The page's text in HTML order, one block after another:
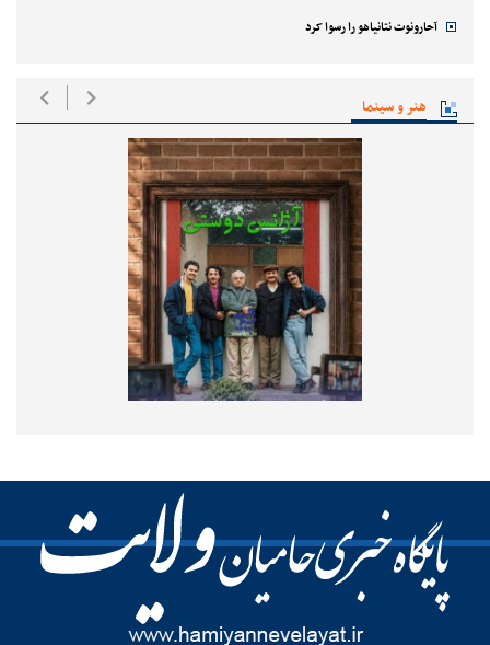
آحارونوت نتانیاهو را رسوا کرد
هنر و سینما